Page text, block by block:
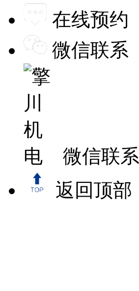
在线预约
微信联系
微信联系
返回顶部